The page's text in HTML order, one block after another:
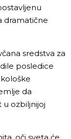
dramatične
sredstva za
posledice
da
ozbiljnijoj
oči sveta će